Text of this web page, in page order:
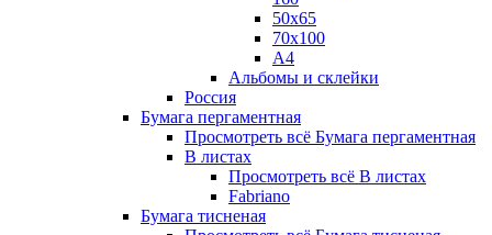
50х65
70х100
А4
Альбомы и склейки
Россия
Бумага пергаментная
Просмотреть всё Бумага пергаментная
В листах
Просмотреть всё В листах
Fabriano
Бумага тисненая